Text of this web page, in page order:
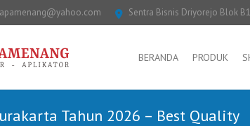
Sentra Bisnis Driyorejo Blok
BERANDA PRODUK
Tahun 2026 – Best Quality